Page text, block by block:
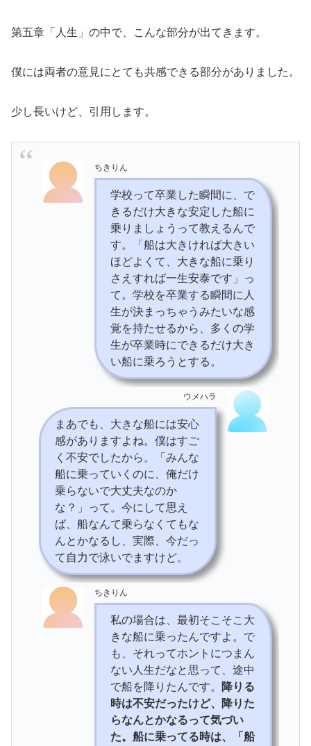
第五章「人生」の中で、こんな部分が出てきます。
僕には両者の意見にとても共感できる部分がありました。
少し長いけど、引用します。
ちきりん
学校って卒業した瞬間に、で
きるだけ大きな安定した船に
乗りましょうって教えるんで
す。「船は大きければ大きい
ほどよくて、大きな船に乗り
さえすれば一生安泰です」っ
て。学校を卒業する瞬間に人
生が決まっちゃうみたいな感
覚を持たせるから、多くの学
生が卒業時にできるだけ大き
い船に乗ろうとする。
ウメハラ
まあでも、大きな船には安心
感がありますよね。僕はすご
く不安でしたから。「みんな
船に乗っていくのに、俺だけ
乗らないで大丈夫なのか
な？」って。今にして思え
ば、船なんて乗らなくてもな
んとかなるし、実際、今だっ
て自力で泳いでますけど。
ちきりん
私の場合は、最初そこそこ大
きな船に乗ったんですよ。で
も、それってホントにつまん
ない人生だなと思って、途中
で船を降りたんです。
降りる
時は不安だったけど、降りた
らなんとかなるって気づい
た。船に乗ってる時は、「船